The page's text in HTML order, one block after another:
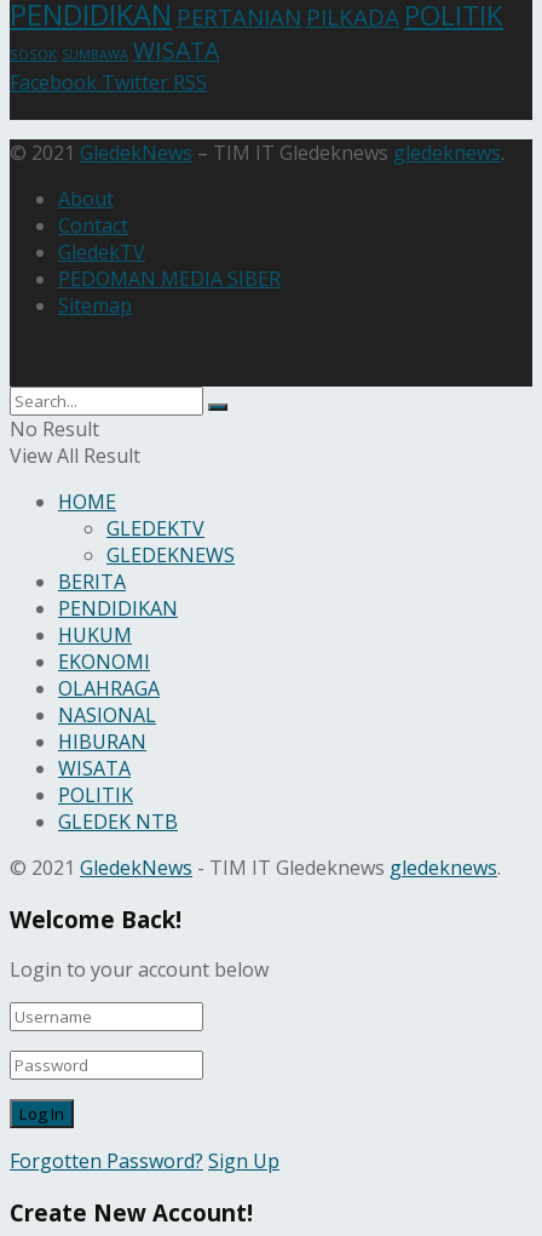
PENDIDIKAN PERTANIAN PILKADA POLITIK
SOSOK SUMBAWA WISATA
Facebook Twitter RSS
© 2021 GledekNews – TIM IT Gledeknews gledeknews.
About
Contact
GledekTV
PEDOMAN MEDIA SIBER
Sitemap
No Result
View All Result
HOME
GLEDEKTV
GLEDEKNEWS
BERITA
PENDIDIKAN
HUKUM
EKONOMI
OLAHRAGA
NASIONAL
HIBURAN
WISATA
POLITIK
GLEDEK NTB
© 2021 GledekNews - TIM IT Gledeknews gledeknews.
Welcome Back!
Login to your account below
Forgotten Password? Sign Up
Create New Account!